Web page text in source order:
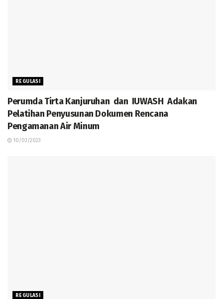
REGULASI
Perumda Tirta Kanjuruhan dan IUWASH Adakan
Pelatihan Penyusunan Dokumen Rencana
Pengamanan Air Minum
10/03/2023
REGULASI